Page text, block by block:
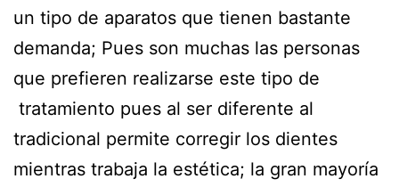
un tipo de aparatos que tienen bastante
demanda; Pues son muchas las personas
que prefieren realizarse este tipo de
tratamiento pues al ser diferente al
tradicional permite corregir los dientes
mientras trabaja la estética; la gran mayoría